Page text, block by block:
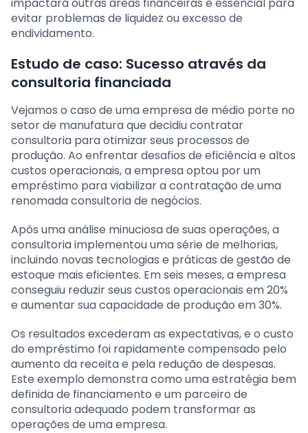
evitar problemas de liquidez ou excesso de
endividamento.
Estudo de caso: Sucesso através da
consultoria financiada
Vejamos o caso de uma empresa de médio porte no
setor de manufatura que decidiu contratar
consultoria para otimizar seus processos de
produção. Ao enfrentar desafios de eficiência e altos
custos operacionais, a empresa optou por um
empréstimo para viabilizar a contratação de uma
renomada consultoria de negócios.
Após uma análise minuciosa de suas operações, a
consultoria implementou uma série de melhorias,
incluindo novas tecnologias e práticas de gestão de
estoque mais eficientes. Em seis meses, a empresa
conseguiu reduzir seus custos operacionais em 20%
e aumentar sua capacidade de produção em 30%.
Os resultados excederam as expectativas, e o custo
do empréstimo foi rapidamente compensado pelo
aumento da receita e pela redução de despesas.
Este exemplo demonstra como uma estratégia bem
definida de financiamento e um parceiro de
consultoria adequado podem transformar as
operações de uma empresa.